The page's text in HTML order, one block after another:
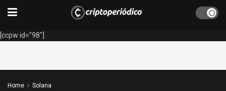
[ccpw id="98"]
Home Solana